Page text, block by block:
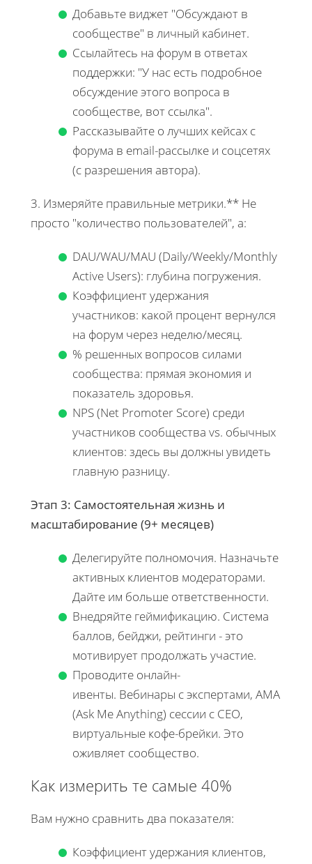
Добавьте виджет "Обсуждают в
сообществе" в личный кабинет.
Ссылайтесь на форум в ответах
поддержки: "У нас есть подробное
обсуждение этого вопроса в
сообществе, вот ссылка".
Рассказывайте о лучших кейсах с
форума в email-рассылке и соцсетях
(с разрешения автора).
3. Измеряйте правильные метрики.** Не
просто "количество пользователей", а:
DAU/WAU/MAU (Daily/Weekly/Monthly
Active Users): глубина погружения.
Коэффициент удержания
участников: какой процент вернулся
на форум через неделю/месяц.
% решенных вопросов силами
сообщества: прямая экономия и
показатель здоровья.
NPS (Net Promoter Score) среди
участников сообщества vs. обычных
клиентов: здесь вы должны увидеть
главную разницу.
Этап 3: Самостоятельная жизнь и
масштабирование (9+ месяцев)
Делегируйте полномочия. Назначьте
активных клиентов модераторами.
Дайте им больше ответственности.
Внедряйте геймификацию. Система
баллов, бейджи, рейтинги - это
мотивирует продолжать участие.
Проводите онлайн-
ивенты. Вебинары с экспертами, AMA
(Ask Me Anything) сессии с CEO,
виртуальные кофе-брейки. Это
оживляет сообщество.
Как измерить те самые 40%
Вам нужно сравнить два показателя:
Коэффициент удержания клиентов,